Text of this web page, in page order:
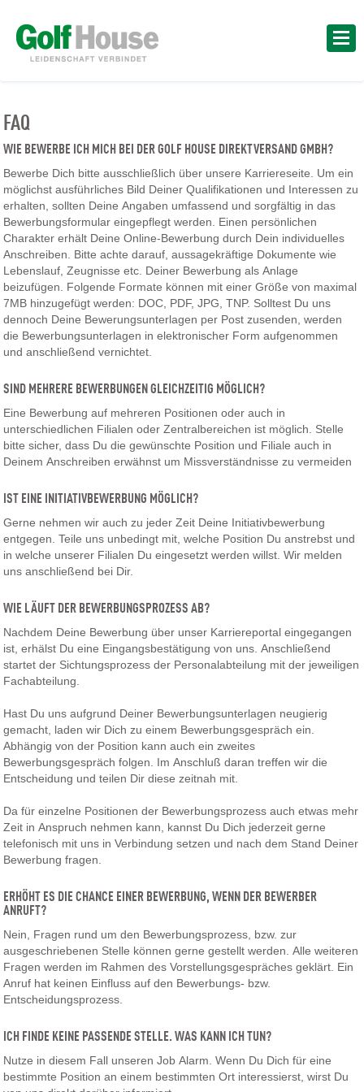
FAQ
WIE BEWERBE ICH MICH BEI DER GOLF HOUSE DIREKTVERSAND GMBH?
Bewerbe Dich bitte ausschließlich über unsere Karriereseite. Um ein
möglichst ausführliches Bild Deiner Qualifikationen und Interessen zu
erhalten, sollten Deine Angaben umfassend und sorgfältig in das
Bewerbungsformular eingepflegt werden. Einen persönlichen
Charakter erhält Deine Online-Bewerbung durch Dein individuelles
Anschreiben. Bitte achte darauf, aussagekräftige Dokumente wie
Lebenslauf, Zeugnisse etc. Deiner Bewerbung als Anlage
beizufügen. Folgende Formate können mit einer Größe von maximal
7MB hinzugefügt werden: DOC, PDF, JPG, TNP. Solltest Du uns
dennoch Deine Bewerungsunterlagen per Post zusenden, werden
die Bewerbungsunterlagen in elektronischer Form aufgenommen
und anschließend vernichtet.
SIND MEHRERE BEWERBUNGEN GLEICHZEITIG MÖGLICH?
Eine Bewerbung auf mehreren Positionen oder auch in
unterschiedlichen Filialen oder Zentralbereichen ist möglich. Stelle
bitte sicher, dass Du die gewünschte Position und Filiale auch in
Deinem Anschreiben erwähnst um Missverständnisse zu vermeiden
IST EINE INITIATIVBEWERBUNG MÖGLICH?
Gerne nehmen wir auch zu jeder Zeit Deine Initiativbewerbung
entgegen. Teile uns unbedingt mit, welche Position Du anstrebst und
in welche unserer Filialen Du eingesetzt werden willst. Wir melden
uns anschließend bei Dir.
WIE LÄUFT DER BEWERBUNGSPROZESS AB?
Nachdem Deine Bewerbung über unser Karriereportal eingegangen
ist, erhälst Du eine Eingangsbestätigung von uns. Anschließend
startet der Sichtungsprozess der Personalabteilung mit der jeweiligen
Fachabteilung.
Hast Du uns aufgrund Deiner Bewerbungsunterlagen neugierig
gemacht, laden wir Dich zu einem Bewerbungsgespräch ein.
Abhängig von der Position kann auch ein zweites
Bewerbungsgespräch folgen. Im Anschluß daran treffen wir die
Entscheidung und teilen Dir diese zeitnah mit.
Da für einzelne Positionen der Bewerbungsprozess auch etwas mehr
Zeit in Anspruch nehmen kann, kannst Du Dich jederzeit gerne
telefonisch mit uns in Verbindung setzen und nach dem Stand Deiner
Bewerbung fragen.
ERHÖHT ES DIE CHANCE EINER BEWERBUNG, WENN DER BEWERBER
ANRUFT?
Nein, Fragen rund um den Bewerbungsprozess, bzw. zur
ausgeschriebenen Stelle können gerne gestellt werden. Alle weiteren
Fragen werden im Rahmen des Vorstellungsgespräches geklärt. Ein
Anruf hat keinen Einfluss auf den Bewerbungs- bzw.
Entscheidungsprozess.
ICH FINDE KEINE PASSENDE STELLE. WAS KANN ICH TUN?
Nutze in diesem Fall unseren Job Alarm. Wenn Du Dich für eine
bestimmte Position an einem bestimmten Ort interessierst, wirst Du